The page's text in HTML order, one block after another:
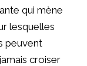
qui mène
lesquelles
peuvent
croiser